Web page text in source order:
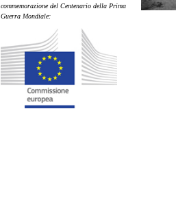
commemorazione del Centenario della Prima
Guerra Mondiale: